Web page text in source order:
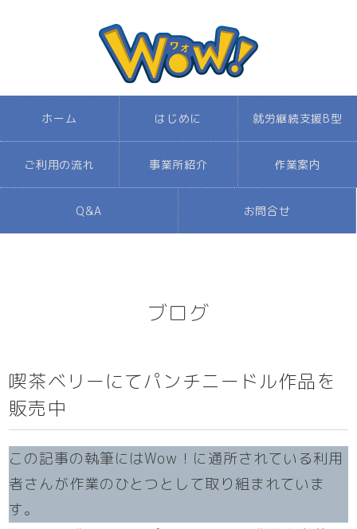
ホーム はじめに 就労継続支援B型
ご利用の流れ 事業所紹介 作業案内
Q&A お問合せ
ブログ
喫茶ベリーにてパンチニードル作品を
販売中
この記事の執筆にはWow！に通所されている利用
者さんが作業のひとつとして取り組まれていま
す。